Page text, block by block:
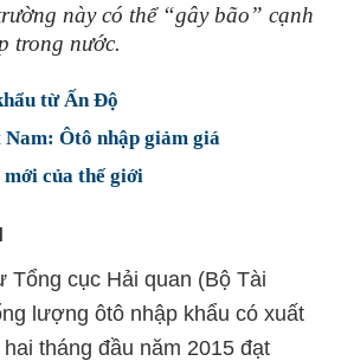
này có thể “gây bão” cạnh
trong nước.
từ Ấn Độ
Ôtô nhập giảm giá
mới của thế giới
Tổng cục Hải quan (Bộ Tài
lượng ôtô nhập khẩu có xuất
tháng đầu năm 2015 đạt